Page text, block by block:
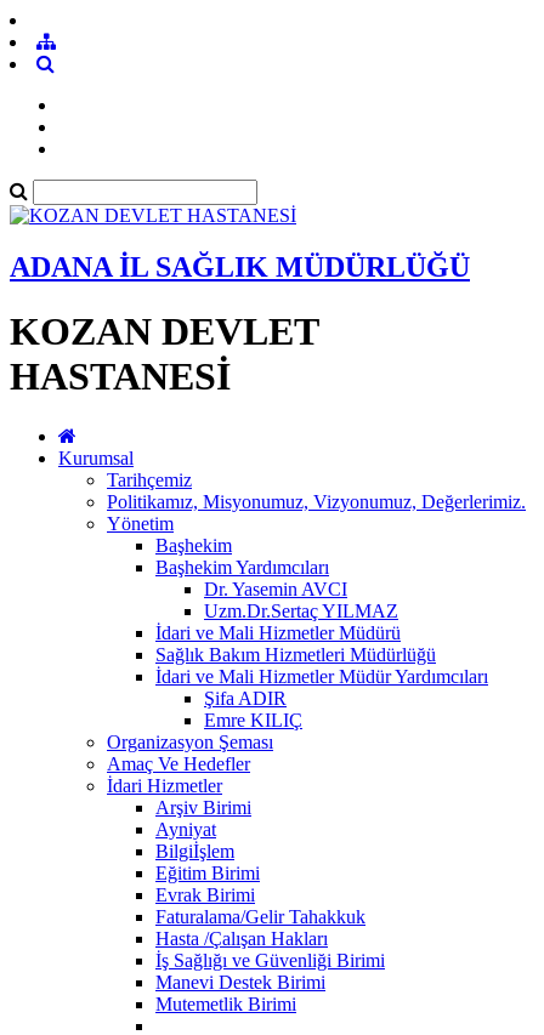
ADANA İL SAĞLIK MÜDÜRLÜĞÜ
KOZAN DEVLET
HASTANESİ
Kurumsal
Tarihçemiz
Politikamız, Misyonumuz, Vizyonumuz, Değerlerimiz.
Yönetim
Başhekim
Başhekim Yardımcıları
Dr. Yasemin AVCI
Uzm.Dr.Sertaç YILMAZ
İdari ve Mali Hizmetler Müdürü
Sağlık Bakım Hizmetleri Müdürlüğü
İdari ve Mali Hizmetler Müdür Yardımcıları
Şifa ADIR
Emre KILIÇ
Organizasyon Şeması
Amaç Ve Hedefler
İdari Hizmetler
Arşiv Birimi
Ayniyat
Bilgiİşlem
Eğitim Birimi
Evrak Birimi
Faturalama/Gelir Tahakkuk
Hasta /Çalışan Hakları
İş Sağlığı ve Güvenliği Birimi
Manevi Destek Birimi
Mutemetlik Birimi